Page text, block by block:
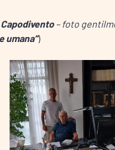
– foto
umana”)